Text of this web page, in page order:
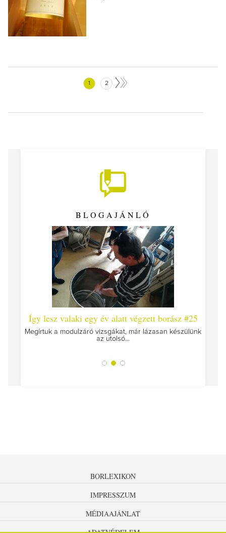
1 2
BLOGAJÁNLÓ
Így lesz valaki egy év alatt végzett borász #25
Megírtuk a modulzáró vizsgákat, már lázasan készülünk
az utolsó...
BORLEXIKON
IMPRESSZUM
MÉDIAAJÁNLAT